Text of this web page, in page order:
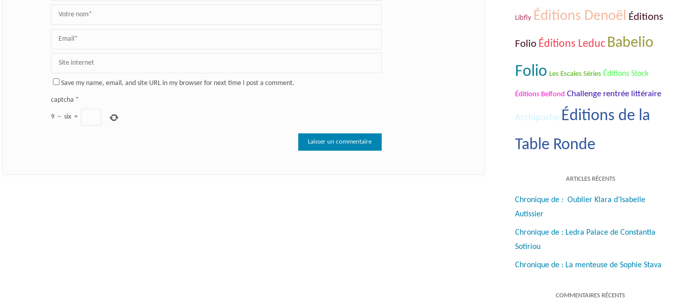
Save my name, email, and site URL in my browser for next time I post a comment.
captcha *
9 − six =
Libfly Éditions Denoël Éditions
Folio Éditions Leduc Babelio
Folio Les Escales Séries Éditions Stock
Éditions Belfond Challenge rentrée littéraire
Archipoche Éditions de la
Table Ronde
ARTICLES RÉCENTS
Chronique de : Oublier Klara d’Isabelle
Autissier
Chronique de : Ledra Palace de Constantia
Sotiriou
Chronique de : La menteuse de Sophie Stava
COMMENTAIRES RÉCENTS